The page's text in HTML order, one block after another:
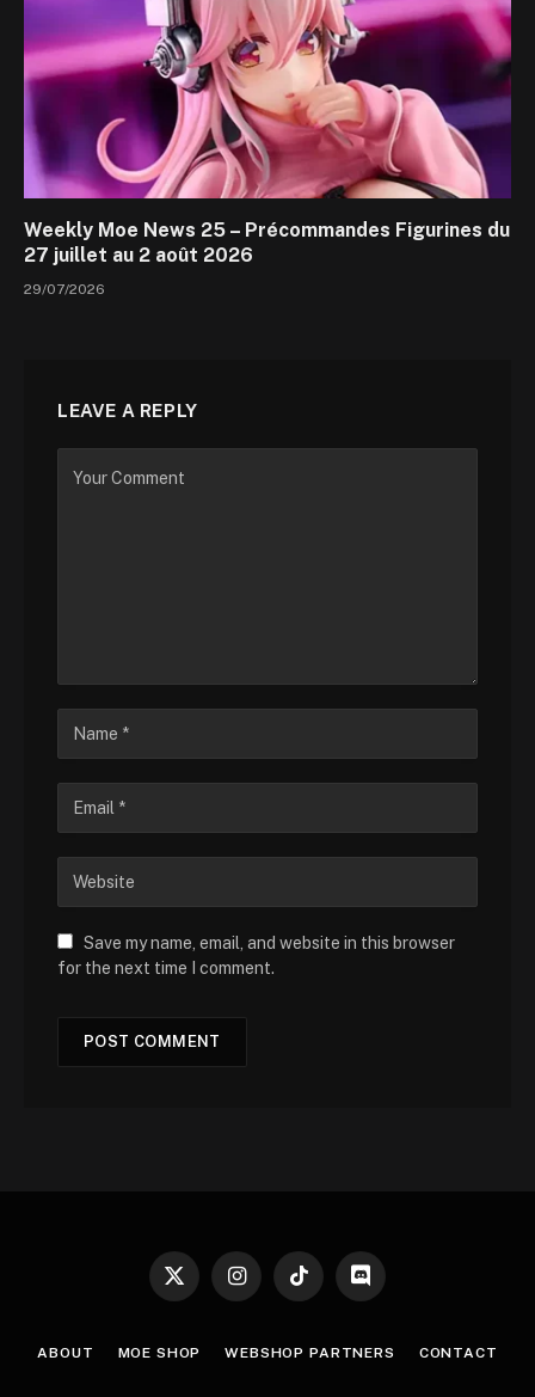
Weekly Moe News 25 – Précommandes Figurines du
27 juillet au 2 août 2026
29/07/2026
LEAVE A REPLY
Save my name, email, and website in this browser
for the next time I comment.
X
InstagramTikTok Discord
ABOUT MOE SHOP WEBSHOP PARTNERS CONTACT